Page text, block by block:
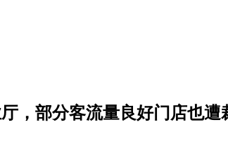
，部分客流量良好门店也遭